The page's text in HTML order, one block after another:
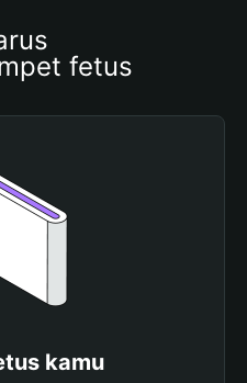
fetus
kamu